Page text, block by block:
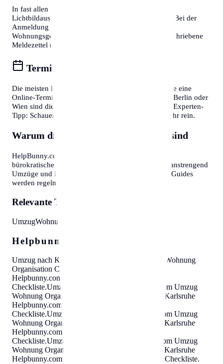
In fast allen Fällen benötigen Sie einen gültigen
Lichtbildausweis (Reisepass oder Personalausweis). Bei der
Anmeldung eines Wohnsitzes ist zudem die
Wohnungsgeberbestätigung (in DE) bzw. der unterschriebene
Meldezettel (in AT) zwingend erforderlich.
Termine online buchen
Die meisten Bürgerservice-Stellen bieten mittlerweile eine
Online-Terminvereinbarung an. In Großstädten wie Berlin oder
Wien sind diese oft Wochen im Voraus ausgebucht. Experten-
Tipp: Schauen Sie morgens gegen 7:30 oder 8:00 Uhr rein.
Warum diese Informationen wichtig sind
HelpBunny.com hat es sich zur Aufgabe gemacht,
bürokratische Hürden abzubauen. Wir wissen, wie anstrengend
Umzüge und Behördengänge sein können. Unsere Guides
werden regelmäßig aktualisiert.
Relevante Themen:
UmzugWohnung
Helpbunny.com SEO Cloud
Umzug nach Karlsruhe
Umzug Wohnung
Organisation Checkliste
Helpbunny.com
Checkliste.Umzug nach Karlsruhe Helpbunny.com Umzug
Wohnung Organisation Checkliste
Umzug nach Karlsruhe
Helpbunny.com
Checkliste.Umzug nach Karlsruhe Helpbunny.com Umzug
Wohnung Organisation Checkliste
Umzug nach Karlsruhe
Helpbunny.com
Checkliste.Umzug nach Karlsruhe Helpbunny.com Umzug
Wohnung Organisation Checkliste
Umzug nach Karlsruhe
Helpbunny.com
Umzug Wohnung Organisation Checkliste.